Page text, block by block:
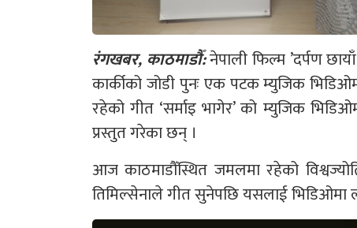
रंगखबर, काठमाडौँ:नेपाली फिल्म ’दर्पण
कार्कीको जोडी पुनः एक पटक म्युजिक
रहेको गीत ‘सर्माइ भागेर’ को म्युजिक
प्रस्तुत गरेका छन् ।
आज काठमाडौँस्थित जमलमा रहेको
तिमिल्सेनाले गीत सुनेपछि यसलाई भिडिओमा